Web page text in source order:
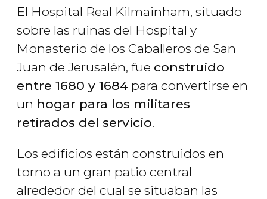
El Hospital Real Kilmainham, situado
sobre las ruinas del Hospital y
Monasterio de los Caballeros de San
Juan de Jerusalén, fue construido
entre 1680 y 1684 para convertirse en
un hogar para los militares
retirados del servicio.
Los edificios están construidos en
torno a un gran patio central
alrededor del cual se situaban las